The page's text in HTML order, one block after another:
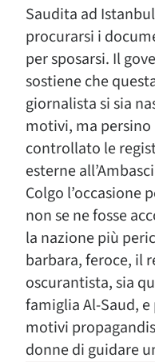
Saudita ad
procurarsi i
per sposarsi. Il
sostiene che
giornalista si sia
motivi, ma persino
controllato le
esterne
Colgo l’occasione
non se ne fosse
la nazione più
barbara, feroce, il
oscurantista, sia
famiglia Al-Saud,
motivi
donne di guidare